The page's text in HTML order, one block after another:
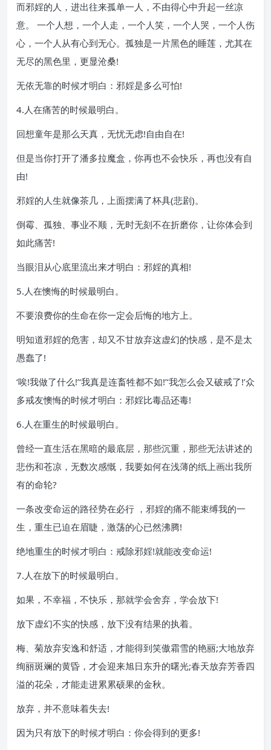
而邪婬的人，进出往来孤单一人，不由得心中升起一丝凉
意。 一个人想，一个人走，一个人笑，一个人哭，一个人伤
心，一个人从有心到无心。孤独是一片黑色的睡莲，尤其在
无尽的黑色里，更显沧桑!
无依无靠的时候才明白：邪婬是多么可怕!
4.人在痛苦的时候最明白。
回想童年是那么天真，无忧无虑!自由自在!
但是当你打开了潘多拉魔盒，你再也不会快乐，再也没有自
由!
邪婬的人生就像茶几，上面摆满了杯具(悲剧)。
倒霉、孤独、事业不顺，无时无刻不在折磨你，让你体会到
如此痛苦!
当眼泪从心底里流出来才明白：邪婬的真相!
5.人在懊悔的时候最明白。
不要浪费你的生命在你一定会后悔的地方上。
明知道邪婬的危害，却又不甘放弃这虚幻的快感，是不是太
愚蠢了!
‘唉!我做了什么!’‘我真是连畜牲都不如!’‘我怎么会又破戒了!’众
多戒友懊悔的时候才明白：邪婬比毒品还毒!
6.人在重生的时候最明白。
曾经一直生活在黑暗的最底层，那些沉重，那些无法讲述的
悲伤和苍凉，无数次感慨，我要如何在浅薄的纸上画出我所
有的命轮?
一条改变命运的路径势在必行 ，邪婬的痛不能束缚我的一
生，重生已迫在眉睫，激荡的心已然沸腾!
绝地重生的时候才明白：戒除邪婬!就能改变命运!
7.人在放下的时候最明白。
如果，不幸福，不快乐，那就学会舍弃，学会放下!
放下虚幻不实的快感，放下没有结果的执着。
梅、菊放弃安逸和舒适，才能得到笑傲霜雪的艳丽;大地放弃
绚丽斑斓的黄昏，才会迎来旭日东升的曙光;春天放弃芳香四
溢的花朵，才能走进累累硕果的金秋。
放弃，并不意味着失去!
因为只有放下的时候才明白：你会得到的更多!